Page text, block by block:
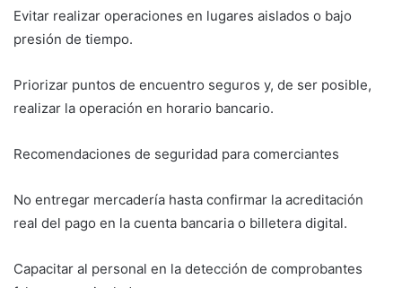
Evitar realizar operaciones en lugares aislados o bajo
presión de tiempo.
Priorizar puntos de encuentro seguros y, de ser posible,
realizar la operación en horario bancario.
Recomendaciones de seguridad para comerciantes
No entregar mercadería hasta confirmar la acreditación
real del pago en la cuenta bancaria o billetera digital.
Capacitar al personal en la detección de comprobantes